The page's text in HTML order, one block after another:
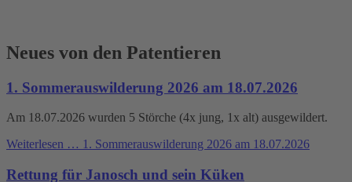
Neues von den Patentieren
1. Sommerauswilderung 2026 am 18.07.2026
Am 18.07.2026 wurden 5 Störche (4x jung, 1x alt) ausgewildert.
Weiterlesen … 1. Sommerauswilderung 2026 am 18.07.2026
Rettung für Janosch und sein Küken